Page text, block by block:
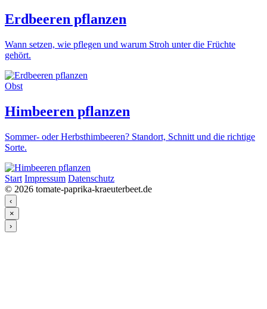
Erdbeeren pflanzen
Wann setzen, wie pflegen und warum Stroh unter die Früchte
gehört.
Obst
Himbeeren pflanzen
Sommer- oder Herbsthimbeeren? Standort, Schnitt und die richtige
Sorte.
Start Impressum Datenschutz
© 2026 tomate-paprika-kraeuterbeet.de
‹
×
›